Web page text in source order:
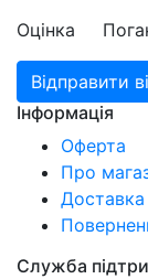
Оцінка
Відправити
Інформація
Оферта
Про
Доставка
Служба